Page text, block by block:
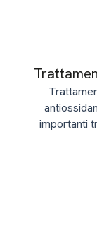
importanti